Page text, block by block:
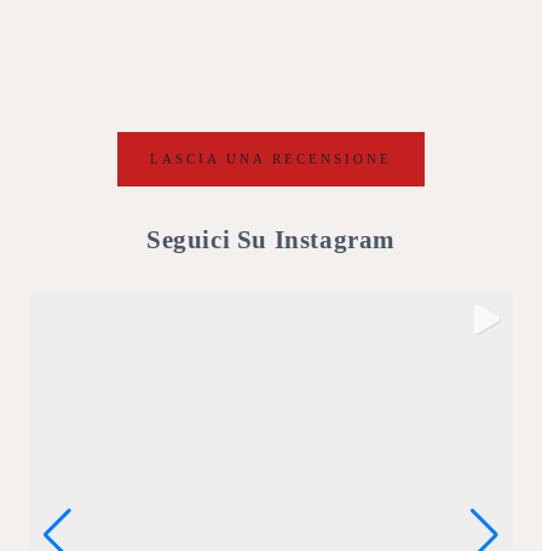
LASCIA UNA RECENSIONE
Seguici Su Instagram